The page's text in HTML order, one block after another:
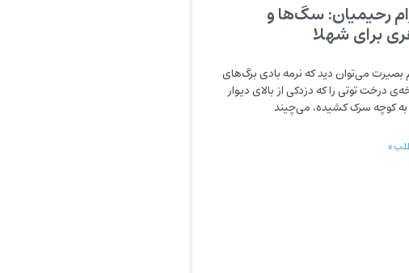
رحیمیان: سگ‌ها و
برای شهلا
می‌توان دید که نرمه بادى برگ‌های
درخت توتی را كه دزدكى از بالاى ديوار
به کوچه سرک کشیده، می‌چيند
»